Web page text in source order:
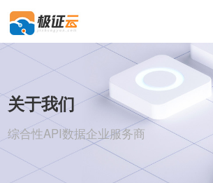
首
页
Person
业
API
海
外
人
关于我们
综合性API数据企业服务商